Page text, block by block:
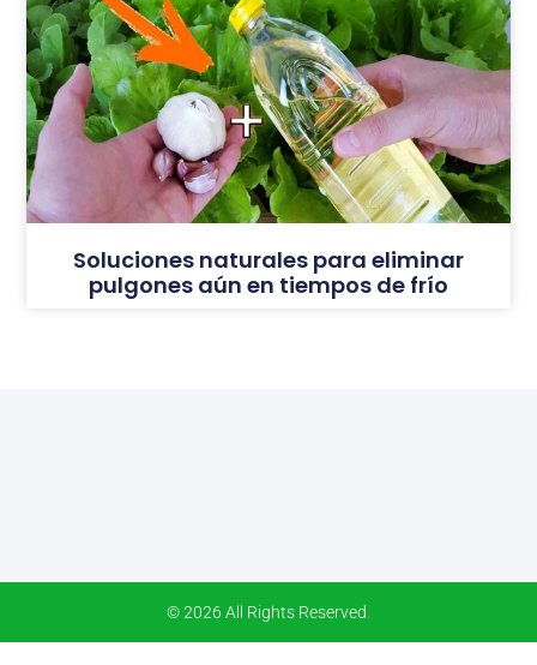
Soluciones naturales para eliminar
pulgones aún en tiempos de frío
© 2026 All Rights Reserved.